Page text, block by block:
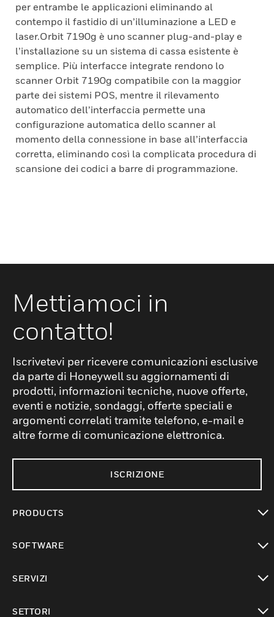
per entrambe le applicazioni eliminando al
contempo il fastidio di un’illuminazione a LED e
laser.Orbit 7190g è uno scanner plug-and-play e
l’installazione su un sistema di cassa esistente è
semplice. Più interfacce integrate rendono lo
scanner Orbit 7190g compatibile con la maggior
parte dei sistemi POS, mentre il rilevamento
automatico dell’interfaccia permette una
configurazione automatica dello scanner al
momento della connessione in base all’interfaccia
corretta, eliminando così la complicata procedura di
scansione dei codici a barre di programmazione.
Mettiamoci in
contatto!
Iscrivetevi per ricevere comunicazioni esclusive
da parte di Honeywell su aggiornamenti di
prodotti, informazioni tecniche, nuove offerte,
eventi e notizie, sondaggi, offerte speciali e
argomenti correlati tramite telefono, e-mail e
altre forme di comunicazione elettronica.
ISCRIZIONE
PRODUCTS
SOFTWARE
SERVIZI
SETTORI